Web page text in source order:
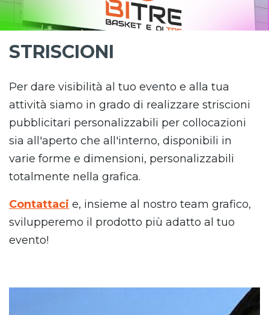
STRISCIONI
Per dare visibilità al tuo evento e alla tua
attività siamo in grado di realizzare striscioni
pubblicitari personalizzabili per collocazioni
sia all'aperto che all'interno, disponibili in
varie forme e dimensioni, personalizzabili
totalmente nella grafica.
Contattaci e, insieme al nostro team grafico,
svilupperemo il prodotto più adatto al tuo
evento!